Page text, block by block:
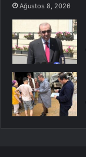
Ağustos 8, 2026